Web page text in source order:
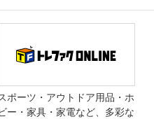
ポーツ・アウトドア用品・ホ
ー・家具・家電など、多彩な